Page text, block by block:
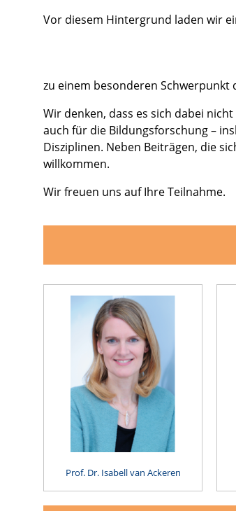
Vor diesem Hintergrund laden wir
zu einem besonderen Schwerpunkt
Wir denken, dass es sich dabei
auch für die Bildungsforschung –
Disziplinen. Neben Beiträgen, die
willkommen.
Wir freuen uns auf Ihre Teilnahme.
Prof. Dr. Isabell van Ackeren